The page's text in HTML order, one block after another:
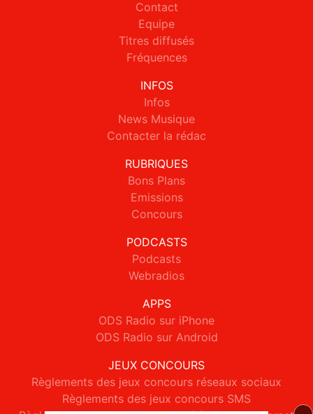
Contact
Equipe
Titres diffusés
Fréquences
INFOS
Infos
News Musique
Contacter la rédac
RUBRIQUES
Bons Plans
Emissions
Concours
PODCASTS
Podcasts
Webradios
APPS
ODS Radio sur iPhone
ODS Radio sur Android
JEUX CONCOURS
Règlements des jeux concours réseaux sociaux
Règlements des jeux concours SMS